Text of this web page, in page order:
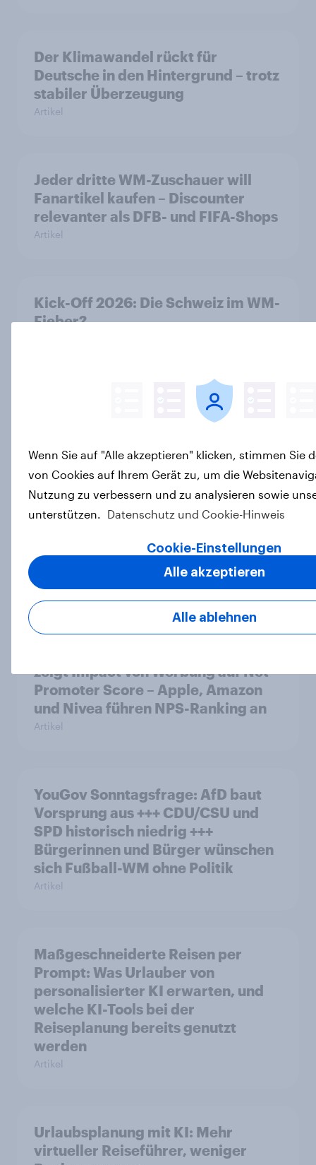
Der Klimawandel rückt für
Deutsche in den Hintergrund – trotz
stabiler Überzeugung
Artikel
Jeder dritte WM-Zuschauer will
Fanartikel kaufen – Discounter
relevanter als DFB- und FIFA-Shops
Artikel
Kick-Off 2026: Die Schweiz im WM-
Fieber?​
Werbung weggeklickt? Wirkung
bleibt: Podcast Ads erzielen hohe
Artikel
von Marken – Sichtbarkeit allein
Artikel
zeigt Impact von Werbung auf Net
Promoter Score – Apple, Amazon
und Nivea führen NPS-Ranking an
Artikel
YouGov Sonntagsfrage: AfD baut
Vorsprung aus +++ CDU/CSU und
SPD historisch niedrig +++
Bürgerinnen und Bürger wünschen
sich Fußball-WM ohne Politik
Artikel
Maßgeschneiderte Reisen per
Prompt: Was Urlauber von
personalisierter KI erwarten, und
welche KI-Tools bei der
Reiseplanung bereits genutzt
werden
Artikel
Urlaubsplanung mit KI: Mehr
virtueller Reiseführer, weniger
Wenn Sie auf "Alle akzeptieren" klicken, stimmen Sie
von Cookies auf Ihrem Gerät zu, um die
Nutzung zu verbessern und zu analysieren sowie
unterstützen. Datenschutz und Cookie-Hinweis
Cookie-Einstellungen
Alle ablehnen
Alle akzeptieren